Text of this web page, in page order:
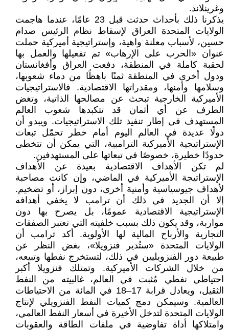
وغرينلاند.
يذكرنا ذلك بأحداث حدثت قبل 23 عامًا، عندما هاجمت
الولايات المتحدة العراق لإسقاط نظام الرئيس صدام
حسين، لأسباب معلنة واهية، وإستراتيجية أميركية حملت
عنوان «الحرب على الإرهاب» تم تفعيلها والعمل بها
لحقبة كاملة في المنطقة، دفعت العراق وأفغانستان
ودول أخرى في المنطقة ثمنًا باهظًا من دماء شعوبها،
وسلامها وأمنها، ومقدراتها الاقتصادية. فالاستراتيجيات
الأميركية الخارجية تبحث عن مصالحها الذاتية، وتغض
الطرف عن أي أثمان قد تتكبدها شعوب العالم
المستهدف في إطار تنفيذ تلك الاستراتيجيات. ويبدو أن
دولًا عديدة في العالم اليوم أمام خطر تحمّل تبعات
الإستراتيجية الأميركية الترامبية، التي يمكن أن تتخطى
حدودًا خطيرة، خصوصًا في تبعاتها على المستهدفين.
لم تكن الأهداف الاقتصادية بعيدة عن الأهداف
الإستراتيجة الأميركية في الماضي، وإن كانت مصاحبة
لأهداف جيوسياسية وأمنية أخرى، دون إبراز، أو تضخيم.
إلا أن الجديد في ذلك أن ترامب لا يخفي أهدافه
الإستراتيجية الاقتصادية عمومًا، بل يصرح بها دون
مواربة، وقد يكون ذلك بسبب خلفيته التي تعتبر الصفقات
التجارية والأرباح المالية لها الأولوية. أكد ترامب أن
الولايات المتحدة «ستُدير فنزويلا»، بغض النظر عن
طبيعة دور الفنزويليين في ذلك، لتستخرج نفطها وتبيعه،
من خلال الشركات الأميركية. وتمتلك فنزويلا أكبر
احتياطي نفطي مُثبت في العالم، غالبيته من النفط
الثقيل، ويعادل قرابة 17–18 في المائة من الاحتياطات
العالمية. وسيمكن دمج كميات النفط الفنزويلي لإنتاج
الولايات المتحدة لتدخل الأخيرة في أسعار النفط العالمي،
وامتلاكها أداة تفاوضية في ملفات الطاقة والعقوبات